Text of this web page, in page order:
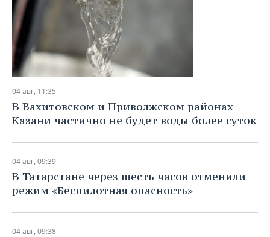
04 авг, 11:35
В Вахитовском и Приволжском районах
Казани частично не будет воды более суток
04 авг, 09:39
В Татарстане через шесть часов отменили
режим «Беспилотная опасность»
04 авг, 09:38